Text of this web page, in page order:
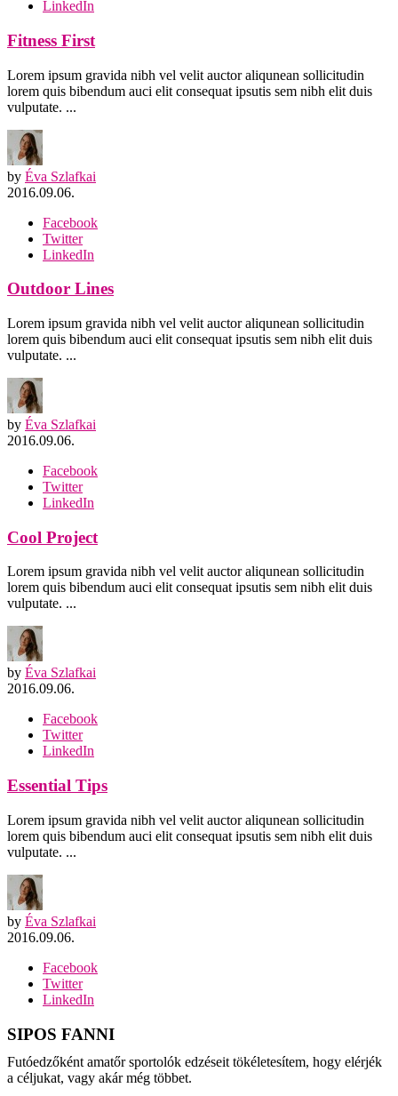
LinkedIn
Fitness First
Lorem ipsum gravida nibh vel velit auctor aliqunean sollicitudin
lorem quis bibendum auci elit consequat ipsutis sem nibh elit duis
vulputate. ...
by Éva Szlafkai
2016.09.06.
Facebook
Twitter
LinkedIn
Outdoor Lines
Lorem ipsum gravida nibh vel velit auctor aliqunean sollicitudin
lorem quis bibendum auci elit consequat ipsutis sem nibh elit duis
vulputate. ...
by Éva Szlafkai
2016.09.06.
Facebook
Twitter
LinkedIn
Cool Project
Lorem ipsum gravida nibh vel velit auctor aliqunean sollicitudin
lorem quis bibendum auci elit consequat ipsutis sem nibh elit duis
vulputate. ...
by Éva Szlafkai
2016.09.06.
Facebook
Twitter
LinkedIn
Essential Tips
Lorem ipsum gravida nibh vel velit auctor aliqunean sollicitudin
lorem quis bibendum auci elit consequat ipsutis sem nibh elit duis
vulputate. ...
by Éva Szlafkai
2016.09.06.
Facebook
Twitter
LinkedIn
SIPOS FANNI
Futóedzőként amatőr sportolók edzéseit tökéletesítem, hogy elérjék
a céljukat, vagy akár még többet.